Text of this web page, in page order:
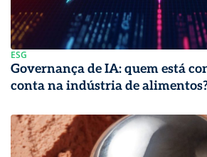
ESG
Governança de IA: quem está
conta na indústria de